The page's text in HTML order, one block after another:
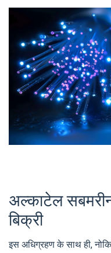
अल्काटेल
बिक्री
इस अधिग्रहण के साथ ही,